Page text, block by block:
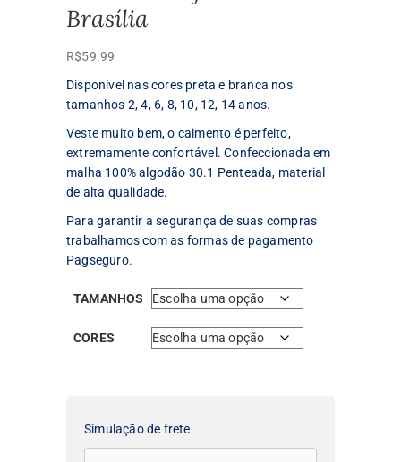
Brasília
R$59.99
Disponível nas cores preta e branca nos
tamanhos 2, 4, 6, 8, 10, 12, 14 anos.
Veste muito bem, o caimento é perfeito,
extremamente confortável. Confeccionada em
malha 100% algodão 30.1 Penteada, material
de alta qualidade.
Para garantir a segurança de suas compras
trabalhamos com as formas de pagamento
Pagseguro.
TAMANHOS
CORES
Simulação de frete